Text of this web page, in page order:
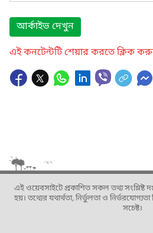
আর্কাইভ দেখুন
এই কনটেন্টটি শেয়ার করতে ক্লিক
এই ওয়েবসাইটে প্রকাশিত সকল তথ্য সংশ্লিষ্ট
হয়। তথ্যের যথার্থতা, নির্ভুলতা ও নির্ভরযোগ্যতা
সচেষ্ট।